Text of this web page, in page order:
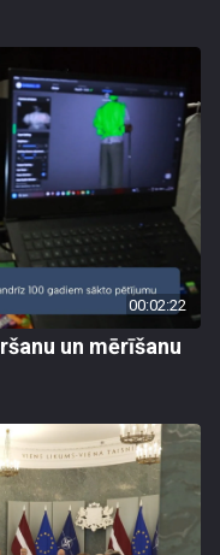
00:02:22
un mērīšanu